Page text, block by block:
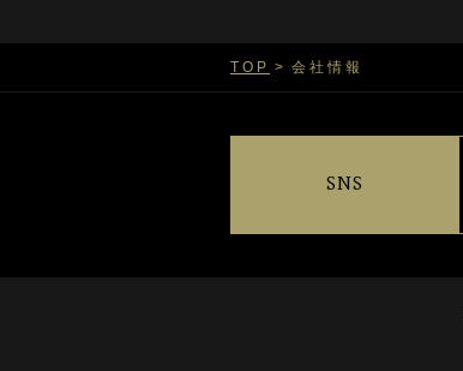
TOP 会社情報
SNS